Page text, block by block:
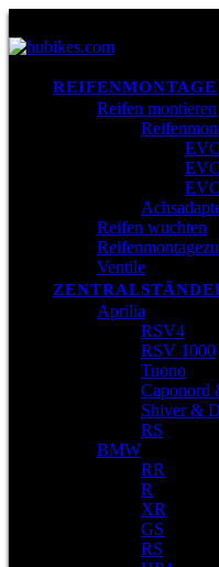
REIFENMONTAGE
Reifen montieren
Reifen wuchten
Ventile
Aprilia
RSV4
RSV 1000
Tuono
Caponord
Shiver &
RS
BMW
RR
R
XR
GS
RS